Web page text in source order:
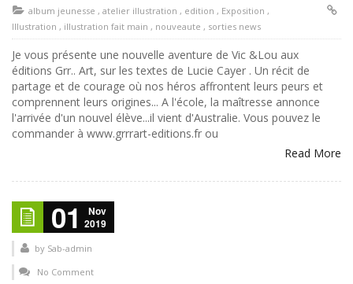
album jeunesse , atelier illustration , edition , Exposition ,
Illustration , illustration fait main , nouveaute , sorties news
Je vous présente une nouvelle aventure de Vic &Lou aux
éditions Grr.. Art, sur les textes de Lucie Cayer . Un récit de
partage et de courage où nos héros affrontent leurs peurs et
comprennent leurs origines... A l'école, la maîtresse annonce
l'arrivée d'un nouvel élève...il vient d'Australie. Vous pouvez le
commander à www.grrrart-editions.fr ou
Read More
01
Nov
2019
by Sab-admin
No Comment